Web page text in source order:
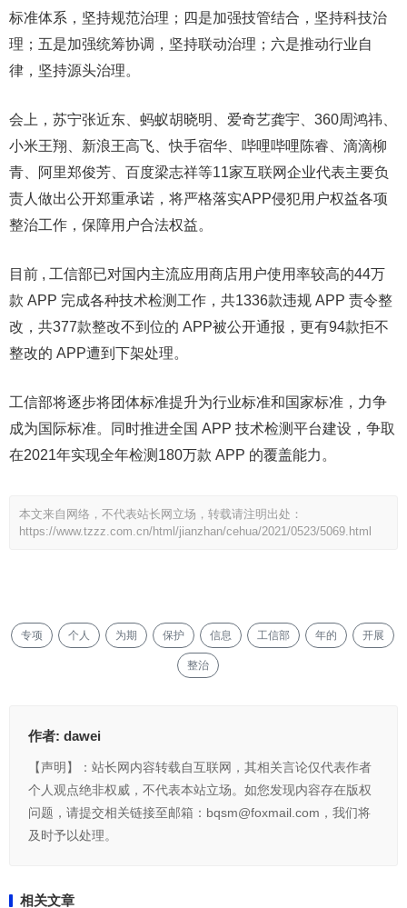
标准体系，坚持规范治理；四是加强技管结合，坚持科技治
理；五是加强统筹协调，坚持联动治理；六是推动行业自
律，坚持源头治理。
会上，苏宁张近东、蚂蚁胡晓明、爱奇艺龚宇、360周鸿祎、
小米王翔、新浪王高飞、快手宿华、哔哩哔哩陈睿、滴滴柳
青、阿里郑俊芳、百度梁志祥等11家互联网企业代表主要负
责人做出公开郑重承诺，将严格落实APP侵犯用户权益各项
整治工作，保障用户合法权益。
目前 , 工信部已对国内主流应用商店用户使用率较高的44万
款 APP 完成各种技术检测工作，共1336款违规 APP 责令整
改，共377款整改不到位的 APP被公开通报，更有94款拒不
整改的 APP遭到下架处理。
工信部将逐步将团体标准提升为行业标准和国家标准，力争
成为国际标准。同时推进全国 APP 技术检测平台建设，争取
在2021年实现全年检测180万款 APP 的覆盖能力。
本文来自网络，不代表站长网立场，转载请注明出处：
https://www.tzzz.com.cn/html/jianzhan/cehua/2021/0523/5069.html
专项 个人 为期 保护 信息 工信部 年的 开展
整治
作者: dawei
【声明】：站长网内容转载自互联网，其相关言论仅代表作者
个人观点绝非权威，不代表本站立场。如您发现内容存在版权
问题，请提交相关链接至邮箱：bqsm@foxmail.com，我们将
及时予以处理。
相关文章